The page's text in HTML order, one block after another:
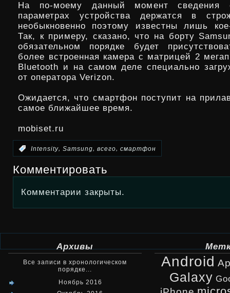
На по-моему данный момент сведения
параметрах устройства держатся в
необыкновенно поэтому известны лишь
Так, к примеру, сказано, что на борту
обязательном порядке будет
более встроенная камера с матрицей 2
Bluetooth и на самом деле специально
от оператора Verizon.
Ожидается, что смартфон поступит на
самое ближайшее время.
mobiset.ru
Intensity, Samsung, всего, смартфон
Комментировать
Комментарии закрыты.
Архивы
Все записи в хронологическом
порядке...
Ноябрь 2016
Android
Galaxy